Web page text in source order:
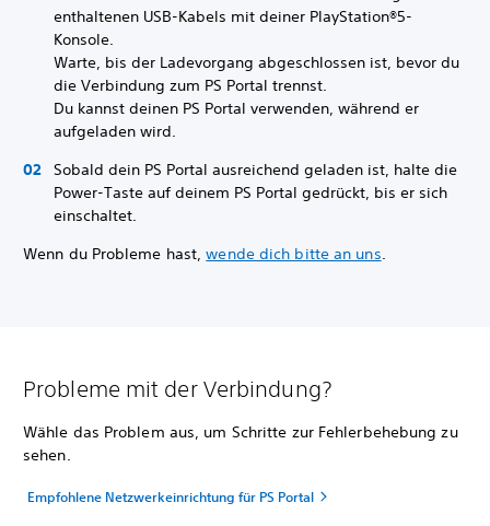
enthaltenen USB-Kabels mit deiner PlayStation®5-
Konsole.
Warte, bis der Ladevorgang abgeschlossen ist, bevor du
die Verbindung zum PS Portal trennst.
Du kannst deinen PS Portal verwenden, während er
aufgeladen wird.
Sobald dein PS Portal ausreichend geladen ist, halte die
Power-Taste auf deinem PS Portal gedrückt, bis er sich
einschaltet.
Wenn du Probleme hast,wende dich bitte an uns.
Probleme mit der Verbindung?
Wähle das Problem aus, um Schritte zur Fehlerbehebung zu
sehen.
Empfohlene Netzwerkeinrichtung für PS Portal